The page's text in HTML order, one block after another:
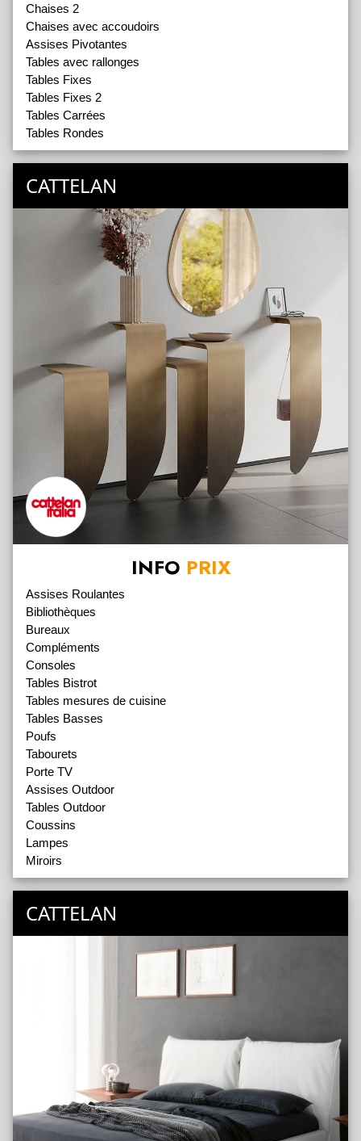
Chaises 2
Chaises avec accoudoirs
Assises Pivotantes
Tables avec rallonges
Tables Fixes
Tables Fixes 2
Tables Carrées
Tables Rondes
CATTELAN
INFO PRIX
Assises Roulantes
Bibliothèques
Bureaux
Compléments
Consoles
Tables Bistrot
Tables mesures de cuisine
Tables Basses
Poufs
Tabourets
Porte TV
Assises Outdoor
Tables Outdoor
Coussins
Lampes
Miroirs
CATTELAN